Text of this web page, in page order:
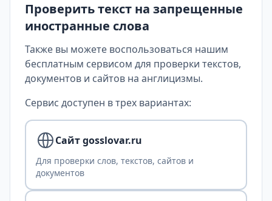
Проверить текст на запрещенные
иностранные слова
Также вы можете воспользоваться нашим
бесплатным сервисом для проверки текстов,
документов и сайтов на англицизмы.
Сервис доступен в трех вариантах:
Сайт gosslovar.ru
Для проверки слов, текстов, сайтов и
документов